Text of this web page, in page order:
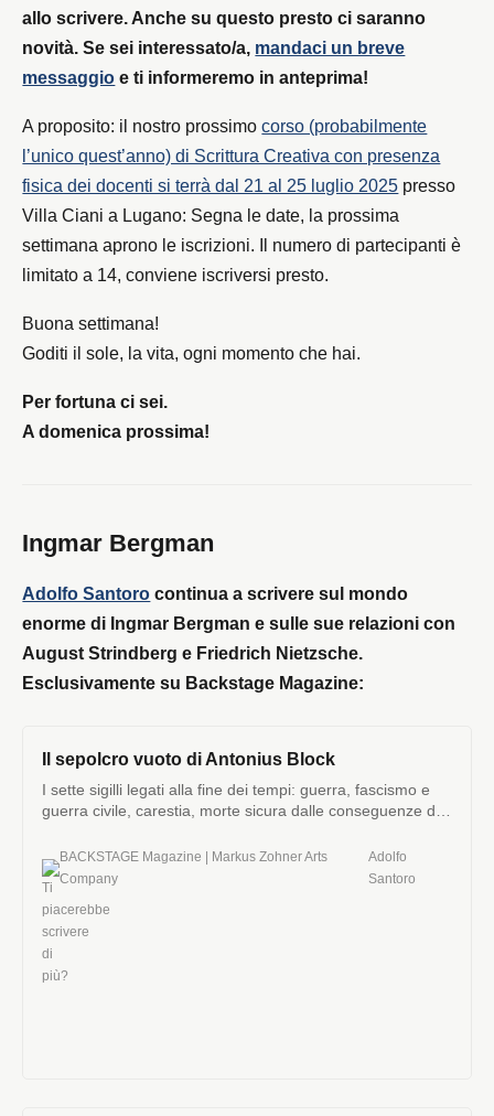
allo scrivere. Anche su questo presto ci saranno
novità. Se sei interessato/a, mandaci un breve
messaggio e ti informeremo in anteprima!
A proposito: il nostro prossimocorso (probabilmente
l’unico quest’anno) di Scrittura Creativa con presenza
fisica dei docenti si terrà dal 21 al 25 luglio 2025 presso
Villa Ciani a Lugano: Segna le date, la prossima
settimana aprono le iscrizioni. Il numero di partecipanti è
limitato a 14, conviene iscriversi presto.
Buona settimana!
Goditi il sole, la vita, ogni momento che hai.
Per fortuna ci sei.
A domenica prossima!
Ingmar Bergman
Adolfo Santoro continua a scrivere sul mondo
enorme di Ingmar Bergman e sulle sue relazioni con
August Strindberg e Friedrich Nietzsche.
Esclusivamente su Backstage Magazine:
Il sepolcro vuoto di Antonius Block
I sette sigilli legati alla fine dei tempi: guerra, fascismo e
guerra civile, carestia, morte sicura dalle conseguenze del
chiacchiere.
BACKSTAGE Magazine | Markus Zohner Arts
Company
Adolfo
Santoro